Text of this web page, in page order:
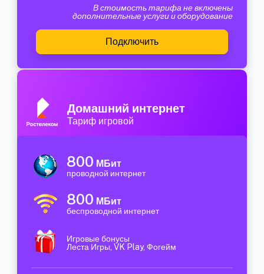
В стоимость тарифа не включены
дополнительные услуги и оборудование
Подключить
Домашний интернет
Тариф игровой
800 МБит
проводной интернет
800 МБит
беспроводной интернет
Игровые бонусы
Леста Игры, VK Play, Фогейм